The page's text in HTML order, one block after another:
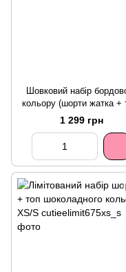
Шовковий набір
кольору (шорти жатка +
XS/S
1 299 грн